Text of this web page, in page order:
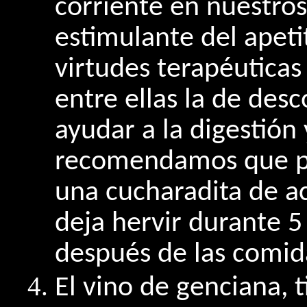
corriente en
estimulante del
virtudes terapéuticas
entre ellas la de
ayudar a la
recomendamos que
una cucharadita de
deja hervir durante
después de las
El vino de genciana,